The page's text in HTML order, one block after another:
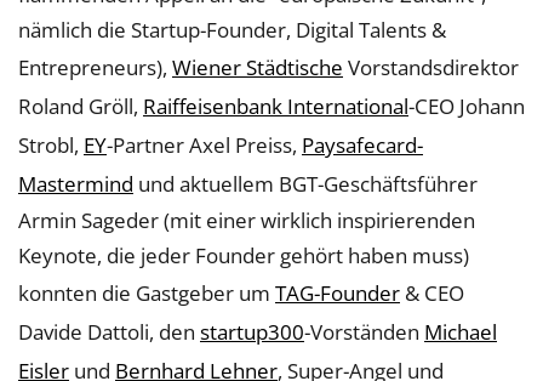
nämlich die Startup-Founder, Digital Talents &
Entrepreneurs), Wiener Städtische Vorstandsdirektor
Roland Gröll, Raiffeisenbank International-CEO Johann
Strobl, EY-Partner Axel Preiss, Paysafecard-
Mastermind und aktuellem BGT-Geschäftsführer
Armin Sageder (mit einer wirklich inspirierenden
Keynote, die jeder Founder gehört haben muss)
konnten die Gastgeber um TAG-Founder & CEO
Davide Dattoli, den startup300-Vorständen Michael
Eisler und Bernhard Lehner, Super-Angel und